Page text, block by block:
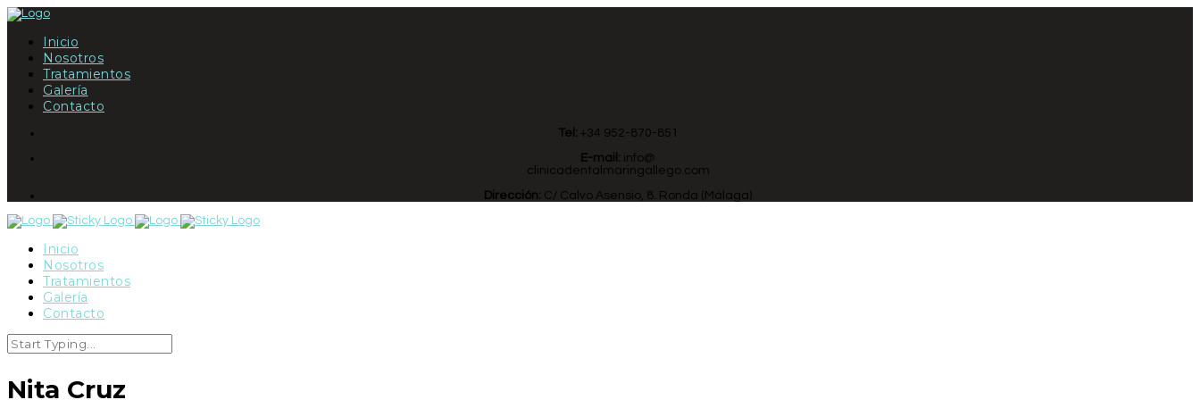
Inicio
Nosotros
Tratamientos
Galería
Contacto
Tel: +34 952-870-851
E-mail: info@
clinicadentalmaringallego.com
Dirección: C/ Calvo Asensio, 8. Ronda (Málaga)
Inicio
Nosotros
Tratamientos
Galería
Contacto
Nita Cruz